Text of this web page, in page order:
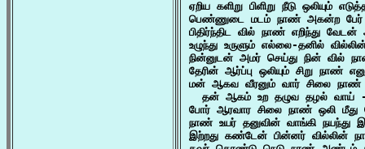
ஏறிய களிறு பிளிறு நீடு ஒலியும்
பெண்ணுடை மடம் நாண் அகன்ற பேர்
பிதிர்ந்திட வில் நாண் எறிந்து
உழுந்து உருளும் எல்லை-தனில்
நின்னுடன் அமர் செய்து நின் வில்
தேரின் ஆர்ப்பு ஒலியும் சிறு நாண்
மன் ஆகவ வீரனும் வார் சிலை நாண்
தன் ஆகம் உற தழுவ தழல் வாய் -
போர் ஆரவார சிலை நாண் ஒலி
நாண் உயர் தனுவின் வாங்கி நயந்து
இற்றது கண்டேன் பின்னர் வில்லின்